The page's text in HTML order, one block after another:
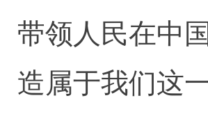
带领人民在中
造属于我们这